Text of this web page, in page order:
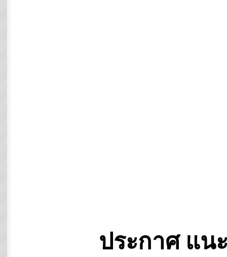
ประกาศ แน